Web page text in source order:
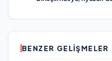
BENZER GELIŞMELER